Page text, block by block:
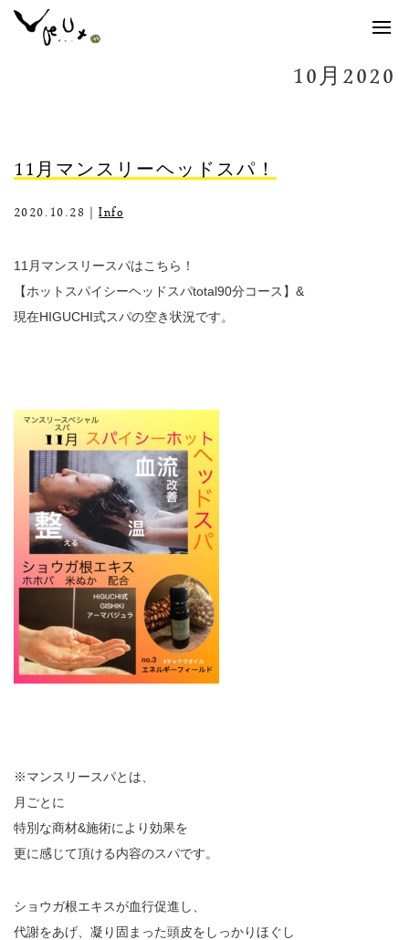
10月2020
11月マンスリーヘッドスパ！
2020.10.28｜Info
11月マンスリースパはこちら！
【ホットスパイシーヘッドスパtotal90分コース】&
現在HIGUCHI式スパの空き状況です。
※マンスリースパとは、
月ごとに
特別な商材&施術により効果を
更に感じて頂ける内容のスパです。
ショウガ根エキスが血行促進し、
代謝をあげ、凝り固まった頭皮をしっかりほぐし